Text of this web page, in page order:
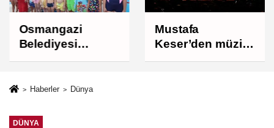
Osmangazi
Belediyesi
Çocukları Sporla
Mustafa
Keser’den müzik
ve kahkaha dolu
Haberler Dünya
DÜNYA